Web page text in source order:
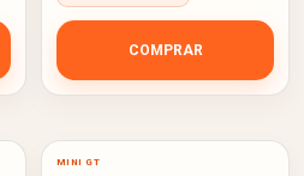
COMPRAR
MINI GT